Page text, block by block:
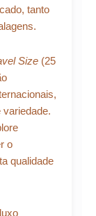
tanto
Size (25
variedade.
o
qualidade